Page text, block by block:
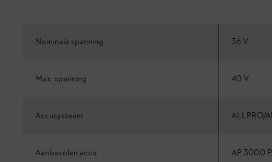
Nominale spanning 36 V
Max. spanning 40 V
Accusysteem ALLPRO/
Aanbevolen accu AP 300.0 P